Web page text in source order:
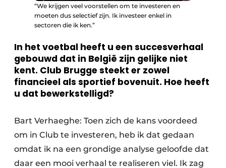
“We krijgen veel voorstellen om te investeren en
moeten dus selectief zijn. Ik investeer enkel in
sectoren die ik ken.”
In het voetbal heeft u een succesverhaal
gebouwd dat in België zijn gelijke niet
kent. Club Brugge steekt er zowel
financieel als sportief bovenuit. Hoe heeft
u dat bewerkstelligd?
Bart Verhaeghe: Toen zich de kans voordeed
om in Club te investeren, heb ik dat gedaan
omdat ik na een grondige analyse geloofde dat
daar een mooi verhaal te realiseren viel. Ik zag